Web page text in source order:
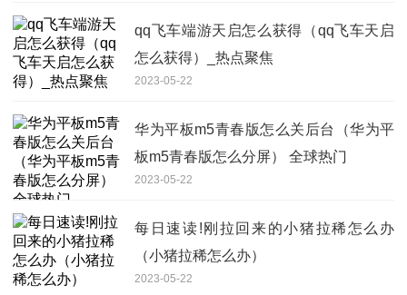
qq飞车端游天启怎么获得（qq飞车天启
怎么获得）_热点聚焦
2023-05-22
华为平板m5青春版怎么关后台（华为平
板m5青春版怎么分屏） 全球热门
2023-05-22
每日速读!刚拉回来的小猪拉稀怎么办
（小猪拉稀怎么办）
2023-05-22